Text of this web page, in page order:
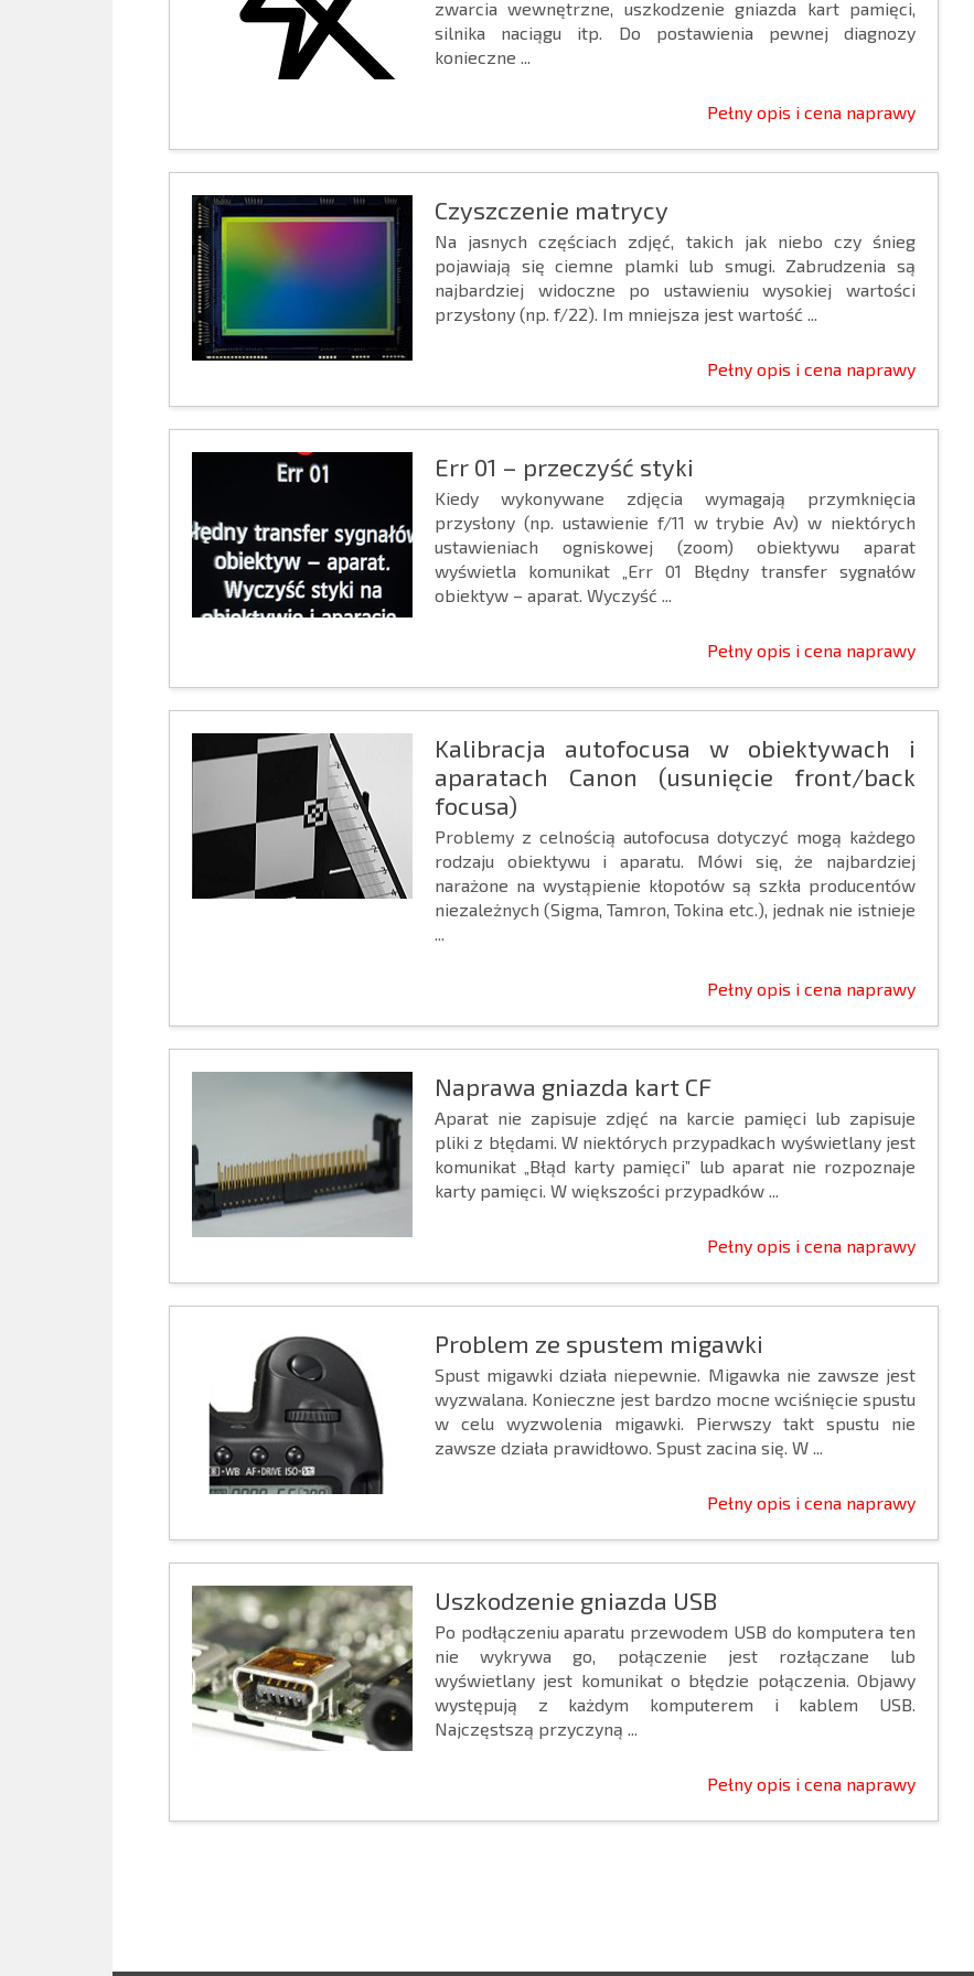
zwarcia wewnętrzne, uszkodzenie gniazda kart pamięci,
silnika naciągu itp. Do postawienia pewnej diagnozy
konieczne ...
Pełny opis i cena naprawy
Czyszczenie matrycy
Na jasnych częściach zdjęć, takich jak niebo czy śnieg
pojawiają się ciemne plamki lub smugi. Zabrudzenia są
najbardziej widoczne po ustawieniu wysokiej wartości
przysłony (np. f/22). Im mniejsza jest wartość ...
Pełny opis i cena naprawy
Err 01 – przeczyść styki
Kiedy wykonywane zdjęcia wymagają przymknięcia
przysłony (np. ustawienie f/11 w trybie Av) w niektórych
ustawieniach ogniskowej (zoom) obiektywu aparat
wyświetla komunikat „Err 01 Błędny transfer sygnałów
obiektyw – aparat. Wyczyść ...
Pełny opis i cena naprawy
Kalibracja autofocusa w obiektywach i
aparatach Canon (usunięcie front/back
focusa)
Problemy z celnością autofocusa dotyczyć mogą każdego
rodzaju obiektywu i aparatu. Mówi się, że najbardziej
narażone na wystąpienie kłopotów są szkła producentów
niezależnych (Sigma, Tamron, Tokina etc.), jednak nie istnieje
...
Pełny opis i cena naprawy
Naprawa gniazda kart CF
Aparat nie zapisuje zdjęć na karcie pamięci lub zapisuje
pliki z błędami. W niektórych przypadkach wyświetlany jest
komunikat „Błąd karty pamięci” lub aparat nie rozpoznaje
karty pamięci. W większości przypadków ...
Pełny opis i cena naprawy
Problem ze spustem migawki
Spust migawki działa niepewnie. Migawka nie zawsze jest
wyzwalana. Konieczne jest bardzo mocne wciśnięcie spustu
w celu wyzwolenia migawki. Pierwszy takt spustu nie
zawsze działa prawidłowo. Spust zacina się. W ...
Pełny opis i cena naprawy
Uszkodzenie gniazda USB
Po podłączeniu aparatu przewodem USB do komputera ten
nie wykrywa go, połączenie jest rozłączane lub
wyświetlany jest komunikat o błędzie połączenia. Objawy
występują z każdym komputerem i kablem USB.
Najczęstszą przyczyną ...
Pełny opis i cena naprawy